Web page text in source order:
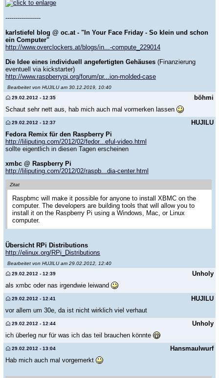
------------------
karlstiefel blog @ oc.at - "In Your Face Friday - So klein und schon
ein Computer"
http://www.overclockers.at/blogs/in...-compute_229014
Die Idee eines individuell angefertigten Gehäuses (Finanzierung
eventuell via kickstarter)
http://www.raspberrypi.org/forum/pr...ion-molded-case
Bearbeitet von HUJILU am 30.12.2019, 10:40
böhmi
29.02.2012 - 12:35
Schaut sehr nett aus, hab mich auch mal vormerken lassen
HUJILU
29.02.2012 - 12:37
Fedora Remix für den Raspberry Pi
http://liliputing.com/2012/02/fedor...eful-video.html
sollte eigentlich in diesen Tagen erscheinen
xmbc @ Raspberry Pi
http://liliputing.com/2012/02/raspb...dia-center.html
Zitat
Raspbmc will make it possible for anyone to install XBMC on the
computer. The developers are building tools that will allow you to
install it on the Raspberry Pi using a Windows, Mac, or Linux
computer.
Übersicht RPi Distributions
http://elinux.org/RPi_Distributions
Bearbeitet von HUJILU am 29.02.2012, 12:40
Unholy
29.02.2012 - 12:39
als xmbc oder nas irgendwie leiwand
HUJILU
29.02.2012 - 12:41
vor allem um 30e, da ist nicht wirklich viel verhaut
Unholy
29.02.2012 - 12:44
ich überleg nur für was ich das teil brauchen könnte
Hansmaulwurf
29.02.2012 - 13:04
Hab mich auch mal vorgemerkt